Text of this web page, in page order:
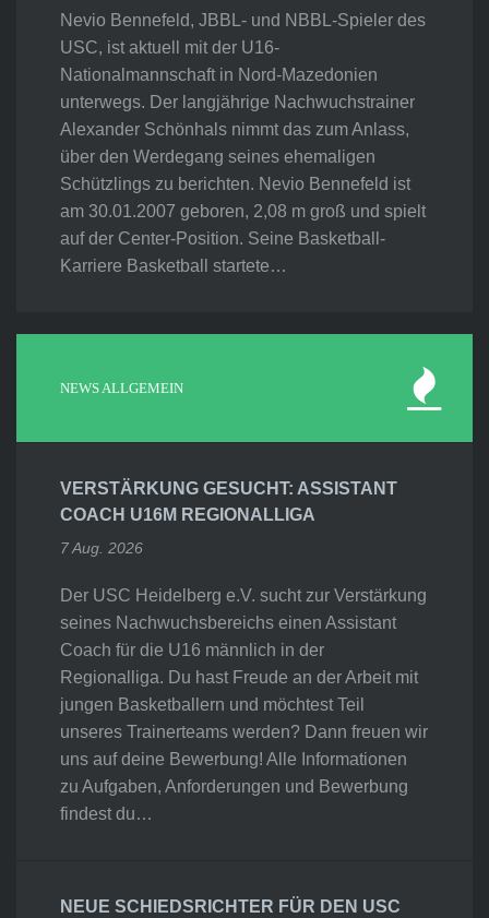
Nevio Bennefeld, JBBL- und NBBL-Spieler des
USC, ist aktuell mit der U16-
Nationalmannschaft in Nord-Mazedonien
unterwegs. Der langjährige Nachwuchstrainer
Alexander Schönhals nimmt das zum Anlass,
über den Werdegang seines ehemaligen
Schützlings zu berichten. Nevio Bennefeld ist
am 30.01.2007 geboren, 2,08 m groß und spielt
auf der Center-Position. Seine Basketball-
Karriere Basketball startete…
NEWS ALLGEMEIN
VERSTÄRKUNG GESUCHT: ASSISTANT
COACH U16M REGIONALLIGA
7 Aug. 2026
Der USC Heidelberg e.V. sucht zur Verstärkung
seines Nachwuchsbereichs einen Assistant
Coach für die U16 männlich in der
Regionalliga. Du hast Freude an der Arbeit mit
jungen Basketballern und möchtest Teil
unseres Trainerteams werden? Dann freuen wir
uns auf deine Bewerbung! Alle Informationen
zu Aufgaben, Anforderungen und Bewerbung
findest du…
NEUE SCHIEDSRICHTER FÜR DEN USC